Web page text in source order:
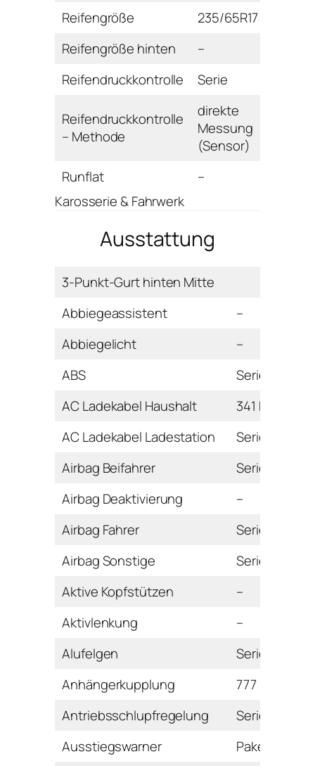
Reifengröße
235/65R17
Reifengröße hinten
–
Reifendruckkontrolle
Serie
Reifendruckkontrolle
– Methode
direkte
Messung
(Sensor)
Runflat
–
Karosserie & Fahrwerk
Ausstattung
3-Punkt-Gurt hinten Mitte
Abbiegeassistent
–
Abbiegelicht
–
ABS
Serie
AC Ladekabel Haushalt
341 Euro
AC Ladekabel Ladestation
Serie
Airbag Beifahrer
Serie
Airbag Deaktivierung
–
Airbag Fahrer
Serie
Airbag Sonstige
Serie
Aktive Kopfstützen
–
Aktivlenkung
–
Alufelgen
Serie
Anhängerkupplung
777 Euro
Antriebsschlupfregelung
Serie
Ausstiegswarner
Paket